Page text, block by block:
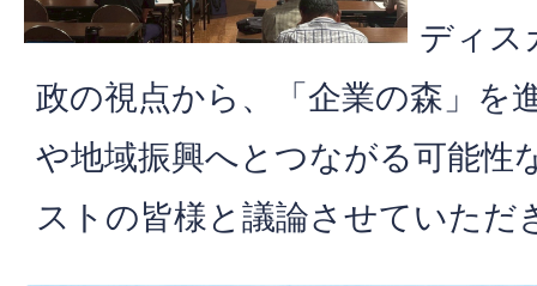
ディス
政の視点から、「企業の森」を
や地域振興へとつながる可能性
ストの皆様と議論させていただ